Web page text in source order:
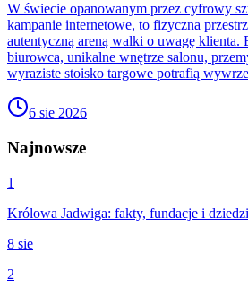
W świecie opanowanym przez cyfrowy
kampanie internetowe, to fizyczna
autentyczną areną walki o uwagę klienta.
biurowca, unikalne wnętrze salonu,
wyraziste stoisko targowe potrafią
6 sie 2026
Najnowsze
1
Królowa Jadwiga: fakty, fundacje i
8 sie
2